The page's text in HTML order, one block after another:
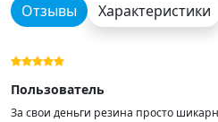
Отзывы Характеристики
Пользователь
За свои деньги резина просто